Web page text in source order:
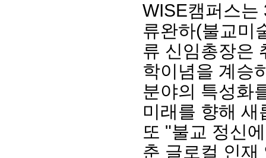
이사장 인사말
임원 현황
총동창
모교 소
WISE캠퍼스는
류완하(불교미
류 신임총장은
학이념을 계승
분야의 특성화
미래를 향해 새
또 "불교 정신
춘 글로컬 인재